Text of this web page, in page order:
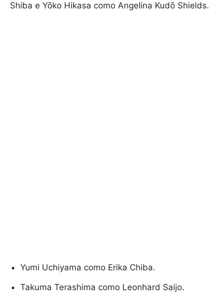
Shiba e Yōko Hikasa como Angelina Kudō Shields.
Yumi Uchiyama como Erika Chiba.
Takuma Terashima como Leonhard Saijo.